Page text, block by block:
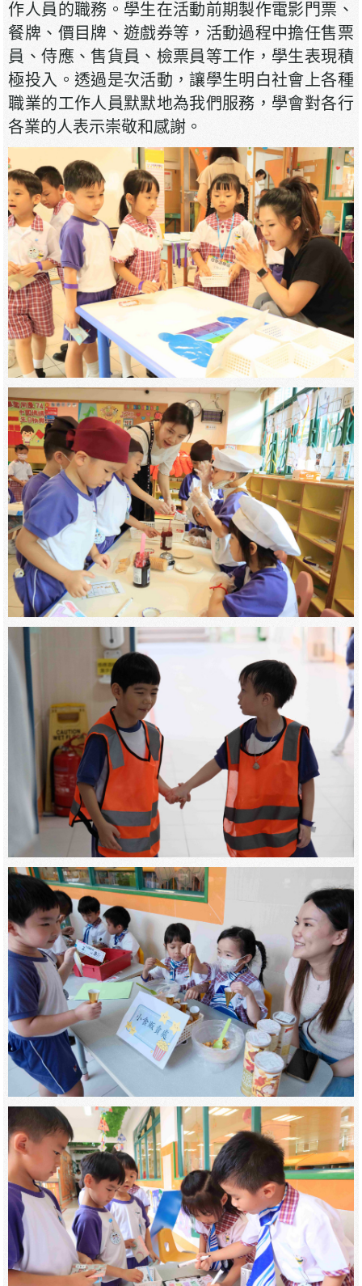
作人員的職務。學生在活動前期製作電影門票、
餐牌、價目牌、遊戲券等，活動過程中擔任售票
員、侍應、售貨員、檢票員等工作，學生表現積
極投入。透過是次活動，讓學生明白社會上各種
職業的工作人員默默地為我們服務，學會對各行
各業的人表示崇敬和感謝。